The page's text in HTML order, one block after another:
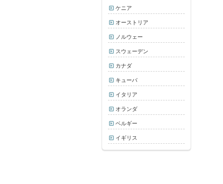
ケニア
オーストリア
ノルウェー
スウェーデン
カナダ
キューバ
イタリア
オランダ
ベルギー
イギリス